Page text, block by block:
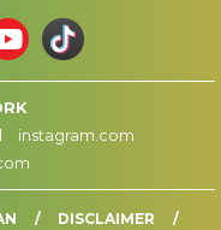
instagram.com
DISCLAIMER